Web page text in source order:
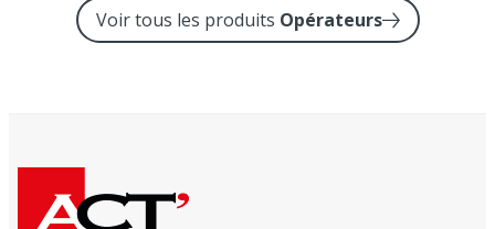
Voir tous les produits Opérateurs